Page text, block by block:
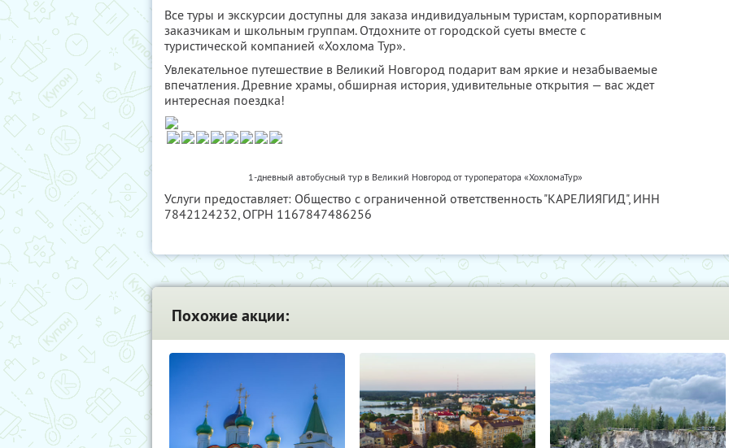
Все туры и экскурсии доступны для заказа индивидуальным туристам, корпоративным
заказчикам и школьным группам. Отдохните от городской суеты вместе с
туристической компанией «Хохлома Тур».
Увлекательное путешествие в Великий Новгород подарит вам яркие и незабываемые
впечатления. Древние храмы, обширная история, удивительные открытия — вас ждет
интересная поездка!
1-дневный автобусный тур в Великий Новгород от туроператора «ХохломаТур»
Услуги предоставляет: Общество с ограниченной ответственность "КАРЕЛИЯГИД", ИНН
7842124232, ОГРН 1167847486256
Похожие акции: